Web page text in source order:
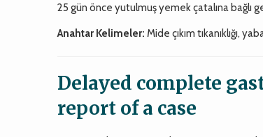
25 gün önce yutulmuş yemek çatalına bağlı
Anahtar Kelimeler: Mide çıkım tıkanıklığı,
Delayed complete
report of a case